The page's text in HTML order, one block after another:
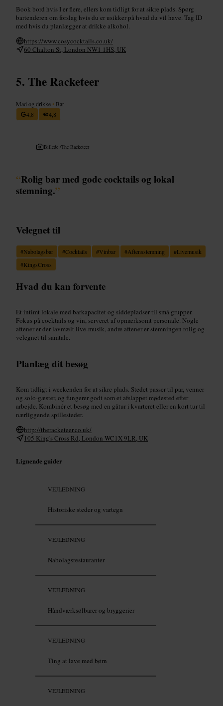
Book bord hvis I er flere, ellers kom tidligt for at sikre plads. Spørg
bartenderen om forslag hvis du er usikker på hvad du vil have. Tag ID
med hvis du planlægger at drikke alkohol.
https://www.cosycocktails.co.uk/
60 Chalton St, London NW1 1HS, UK
The Racketeer
Mad og drikke • Bar
4,8
4,8
Billede /The Racketeer
“Rolig bar med gode cocktails og lokal
stemning.”
Velegnet til
#Nabolagsbar #Cocktails #Vinbar #Aftensstemning #Livemusik
#KingsCross
Hvad du kan forvente
Et intimt lokale med barkapacitet og siddepladser til små grupper.
Fokus på cocktails og vin, serveret af opmærksomt personale. Nogle
aftener er der lavmælt live-musik, andre aftener er stemningen rolig og
velegnet til samtale.
Planlæg dit besøg
Kom tidligt i weekenden for at sikre plads. Stedet passer til par, venner
og solo-gæster, og fungerer godt som et afslappet mødested efter
arbejde. Kombinér et besøg med en gåtur i kvarteret eller en kort tur til
nærliggende spillesteder.
http://theracketeer.co.uk/
105 King's Cross Rd, London WC1X 9LR, UK
Lignende guider
VEJLEDNING
Historiske steder og vartegn
VEJLEDNING
Nabolagsrestauranter
VEJLEDNING
Håndværksølbarer og bryggerier
VEJLEDNING
Ting at lave med børn
VEJLEDNING